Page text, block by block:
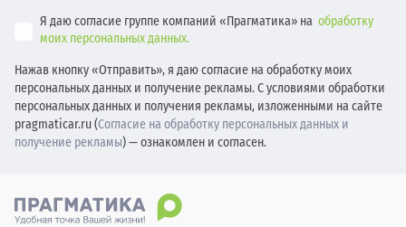
Я даю согласие группе компаний «Прагматика» на обработку
моих персональных данных.
Нажав кнопку «Отправить», я даю согласие на обработку моих
персональных данных и получение рекламы. С условиями обработки
персональных данных и получения рекламы, изложенными на сайте
pragmaticar.ru (Согласие на обработку персональных данных и
получение рекламы) — ознакомлен и согласен.